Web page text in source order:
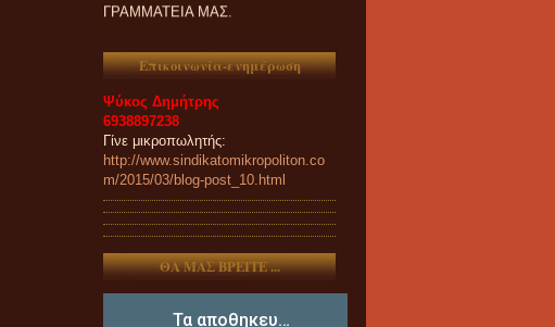
Επικοινωνία-ενημέρωση
Ψύκος Δημήτρης
6938897238
Γίνε μικροπωλητής:
http://www.sindikatomikropoliton.co
m/2015/03/blog-post_10.html
ΘΑ ΜΑΣ ΒΡΕΙΤΕ ...